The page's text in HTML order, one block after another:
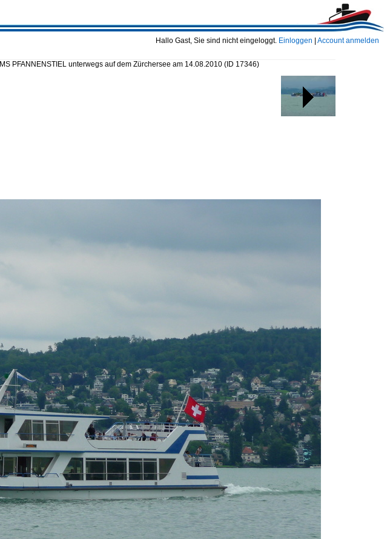
Hallo Gast, Sie sind nicht eingeloggt. Einloggen Account anmelden
MS PFANNENSTIEL unterwegs auf dem Zürchersee am 14.08.2010 (ID 17346)